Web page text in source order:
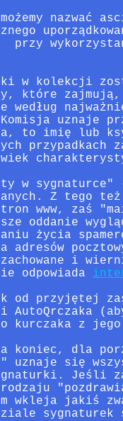
nazwać
przy
w kolekcji
które
według
uznaje
to imię lub
przypadkach
w sygnaturce"
Z tego
www, zaś
oddanie
życia
adresów
i
odpowiada
od przyjętej
AutoQrczaka
kurczaka z
koniec, dla
uznaje się
Jeśli
wkleja jakiś
sygnaturek